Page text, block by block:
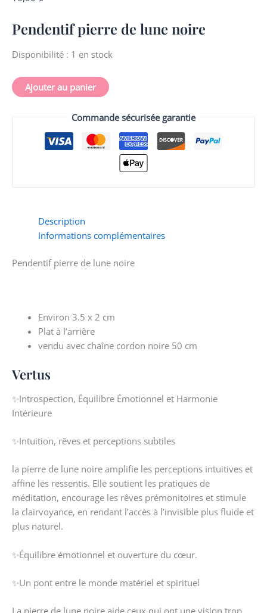
Pendentif pierre de lune noire
Disponibilité : 1 en stock
Pendentif
de
noireAjouter au panier
Commande sécurisée garantie
Description
Informations complémentaires
Pendentif pierre de lune noire
Environ 3.5 x 2 cm
Plat à l’arrière
vendu avec chaîne cordon noire 50 cm
Vertus
✨Introspection, Équilibre Émotionnel et Harmonie
Intérieure
✨Intuition, rêves et perceptions subtiles
la pierre de lune noire amplifie les perceptions intuitives et
affine les ressentis. Elle soutient les pratiques de
méditation, encourage les rêves prémonitoires et stimule
la clairvoyance, en rendant l’accès à l’invisible plus fluide et
plus naturel.
✨Équilibre émotionnel et ouverture du cœur.
✨Un pont entre le monde matériel et spirituel